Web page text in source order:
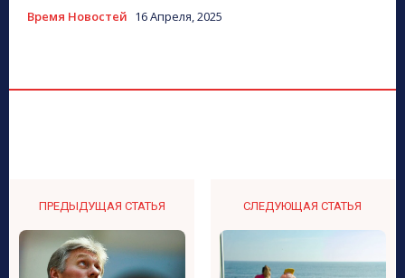
Время Новостей 16 Апреля, 2025
ПРЕДЫДУЩАЯ СТАТЬЯ СЛЕДУЮЩАЯ СТАТЬЯ